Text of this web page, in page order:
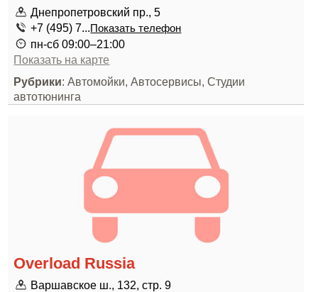
Днепропетровский пр., 5
+7 (495) 7...Показать телефон
пн-сб 09:00–21:00
Показать на карте
Рубрики: Автомойки, Автосервисы, Студии
автотюнинга
Overload Russia
Варшавское ш., 132, стр. 9